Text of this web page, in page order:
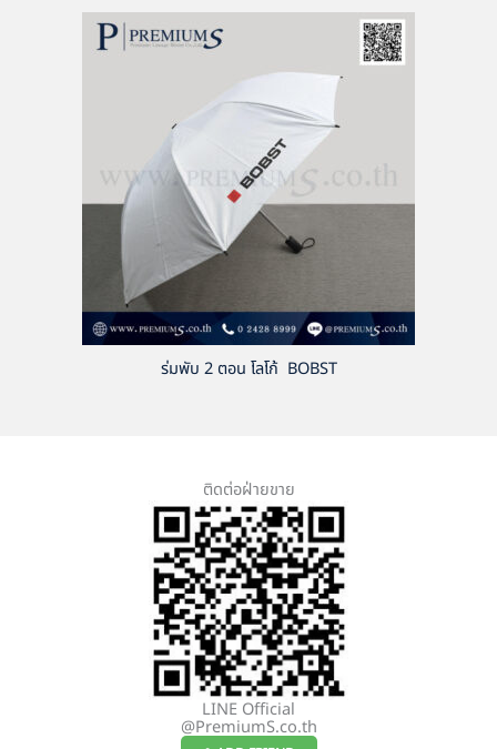
ร่มพับ 2 ตอน โลโก้ BOBST
ติดต่อฝ่ายขาย
LINE Official
@PremiumS.co.th